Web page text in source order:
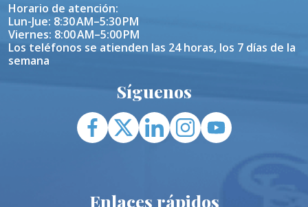
Horario de atención:
Lun-Jue: 8:30 AM–5:30 PM
Viernes: 8:00 AM–5:00 PM
Los teléfonos se atienden las 24 horas, los 7 días de la
semana
Síguenos
Enlaces rápidos